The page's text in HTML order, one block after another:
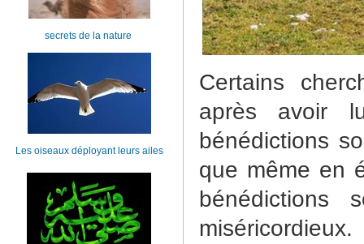
Certains
après avoir
bénédictions
que même en
secrets de la nature
Les oiseaux déployant leurs ailes